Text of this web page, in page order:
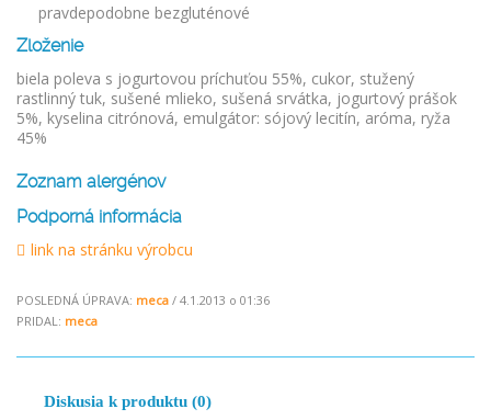
pravdepodobne bezgluténové
Zloženie
biela poleva s jogurtovou príchuťou 55%, cukor, stužený
rastlinný tuk, sušené mlieko, sušená srvátka, jogurtový prášok
5%, kyselina citrónová, emulgátor: sójový lecitín, aróma, ryža
45%
Zoznam alergénov
Podporná informácia
link na stránku výrobcu
POSLEDNÁ ÚPRAVA: meca / 4.1.2013 o 01:36
PRIDAL: meca
Diskusia k produktu (0)